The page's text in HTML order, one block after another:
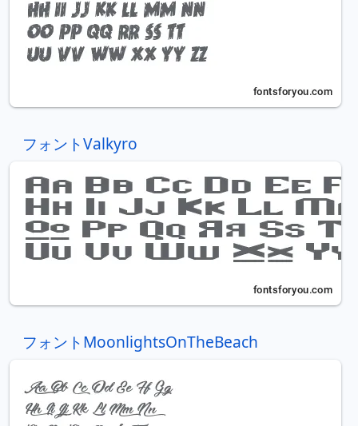
フォントValkyro
フォントMoonlightsOnTheBeach